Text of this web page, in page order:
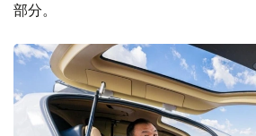
部分。